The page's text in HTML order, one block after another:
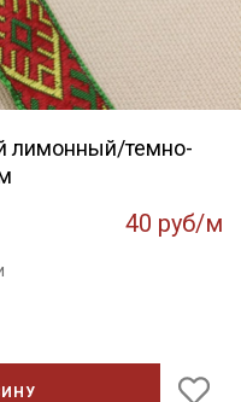
лимонный/темно-
40 руб/м